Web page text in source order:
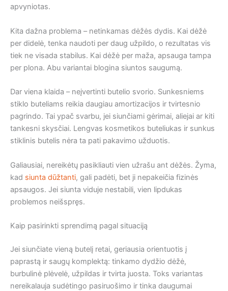
apvyniotas.
Kita dažna problema – netinkamas dėžės dydis. Kai dėžė
per didelė, tenka naudoti per daug užpildo, o rezultatas vis
tiek ne visada stabilus. Kai dėžė per maža, apsauga tampa
per plona. Abu variantai blogina siuntos saugumą.
Dar viena klaida – neįvertinti butelio svorio. Sunkesniems
stiklo buteliams reikia daugiau amortizacijos ir tvirtesnio
pagrindo. Tai ypač svarbu, jei siunčiami gėrimai, aliejai ar kiti
tankesni skysčiai. Lengvas kosmetikos buteliukas ir sunkus
stiklinis butelis nėra ta pati pakavimo užduotis.
Galiausiai, nereikėtų pasikliauti vien užrašu ant dėžės. Žyma,
kad siunta dūžtanti, gali padėti, bet ji nepakeičia fizinės
apsaugos. Jei siunta viduje nestabili, vien lipdukas
problemos neišspręs.
Kaip pasirinkti sprendimą pagal situaciją
Jei siunčiate vieną butelį retai, geriausia orientuotis į
paprastą ir saugų komplektą: tinkamo dydžio dėžė,
burbulinė plėvelė, užpildas ir tvirta juosta. Toks variantas
nereikalauja sudėtingo pasiruošimo ir tinka daugumai